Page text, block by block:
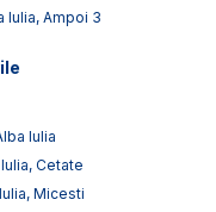
Iulia, Ampoi 3
Iulia
Cetate
Micesti